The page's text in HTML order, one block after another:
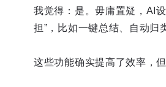
我觉得：是。毋庸置疑，AI
担”，比如一键总结、自动归
这些功能确实提高了效率，